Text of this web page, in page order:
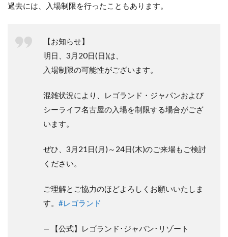
過去には、入場制限を行ったこともあります。
【お知らせ】
明日、3月20日(日)は、
入場制限の可能性がございます。
混雑状況により、レゴランド・ジャパンおよび
シーライフ名古屋の入場を制限する場合がござ
います。
ぜひ、3月21日(月)～24日(木)のご来場もご検討
ください。
ご理解とご協力のほどよろしくお願いいたしま
す。 #レゴランド
— 【公式】レゴランド･ジャパン･リゾート